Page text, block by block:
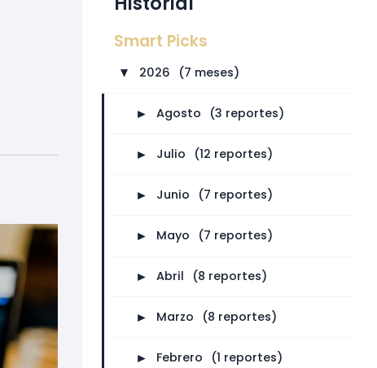
Smart Picks
► 2026 (7 meses)
► Agosto (3 reportes)
► Julio (12 reportes)
► Junio (7 reportes)
► Mayo (7 reportes)
► Abril (8 reportes)
► Marzo (8 reportes)
► Febrero (1 reportes)